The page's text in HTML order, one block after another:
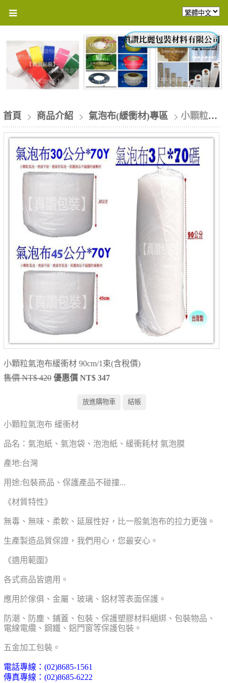
首頁 商品介紹 氣泡布(緩衝材)專區 小顆粒氣泡布緩衝材 90cm/1束(含稅價)
小顆粒氣泡布緩衝材 90cm/1束(含稅價)
售價 NT$ 420 優惠價 NT$ 347
小顆粒氣泡布 緩衝材
品名：氣泡紙、氣泡袋、泡泡紙、緩衝耗材 氣泡膜
產地:台灣
用途:包裝商品、保護產品不碰撞...
《材質特性》
無毒、無味、柔軟、延展性好，比一般氣泡布的拉力更強。
生產製造品質保證，我們用心，您最安心。
《適用範圍》
各式商品皆適用。
應用於傢俱、金屬、玻璃、鋁材等表面保護。
防潮、防塵、鋪蓋、包裝、保護塑膠材料綑綁、包裝物品、
電線電纜、鋼鐵、鋁門窗等保護包裝。
五金加工包裝。
電話專線： (02)8685-1561
傳真專線： (02)8685-6222